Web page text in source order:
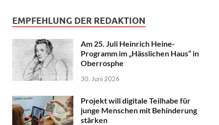
EMPFEHLUNG DER REDAKTION
Am 25. Juli Heinrich Heine-
Programm im „Hässlichen Haus“ in
Oberrosphe
30. Juni 2026
Projekt will digitale Teilhabe für
junge Menschen mit Behinderung
stärken